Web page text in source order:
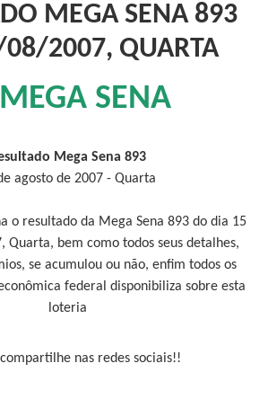
MEGA SENA 893
2007, QUARTA
MEGA SENA
Mega Sena 893
agosto de 2007 - Quarta
o resultado da Mega Sena 893 do dia 15
Quarta, bem como todos seus detalhes,
se acumulou ou não, enfim todos os
federal disponibiliza sobre esta
loteria
nas redes sociais!!